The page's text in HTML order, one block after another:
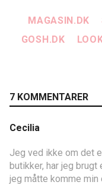
MAGASIN.DK
GOSH.DK
7 KOMMENTARER
Cecilia
Jeg ved ikke om det
butikker, har jeg
jeg måtte komme min